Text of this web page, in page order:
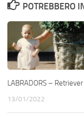
POTREBBERO
LABRADORS – Retriever
13/01/2022